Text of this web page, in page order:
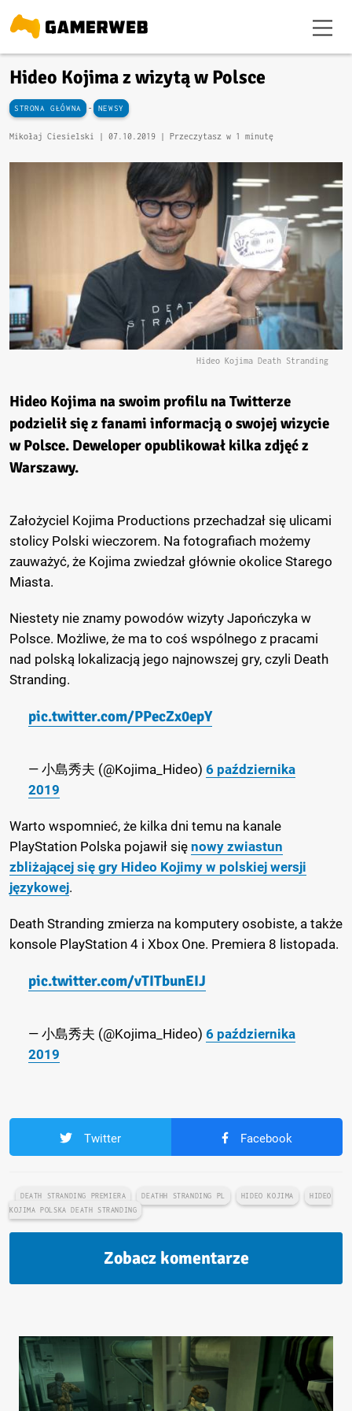
Hideo Kojima z wizytą w Polsce
STRONA GŁÓWNA - NEWSY
Mikołaj Ciesielski | 07.10.2019 | Przeczytasz w 1 minutę
Hideo Kojima Death Stranding
Hideo Kojima na swoim profilu na Twitterze
podzielił się z fanami informacją o swojej wizycie
w Polsce. Deweloper opublikował kilka zdjęć z
Warszawy.
Założyciel Kojima Productions przechadzał się ulicami
stolicy Polski wieczorem. Na fotografiach możemy
zauważyć, że Kojima zwiedzał głównie okolice Starego
Miasta.
Niestety nie znamy powodów wizyty Japończyka w
Polsce. Możliwe, że ma to coś wspólnego z pracami
nad polską lokalizacją jego najnowszej gry, czyli Death
Stranding.
pic.twitter.com/PPecZx0epY
— 小島秀夫 (@Kojima_Hideo) 6 października
2019
Warto wspomnieć, że kilka dni temu na kanale
PlayStation Polska pojawił się nowy zwiastun
zbliżającej się gry Hideo Kojimy w polskiej wersji
językowej.
Death Stranding zmierza na komputery osobiste, a także
konsole PlayStation 4 i Xbox One. Premiera 8 listopada.
pic.twitter.com/vTITbunEIJ
— 小島秀夫 (@Kojima_Hideo) 6 października
2019
Twitter Facebook
DEATH STRANDING PREMIERA DEATHH STRANDING PL HIDEO KOJIMA
HIDEO
KOJIMA POLSKA DEATH STRANDING
Zobacz komentarze